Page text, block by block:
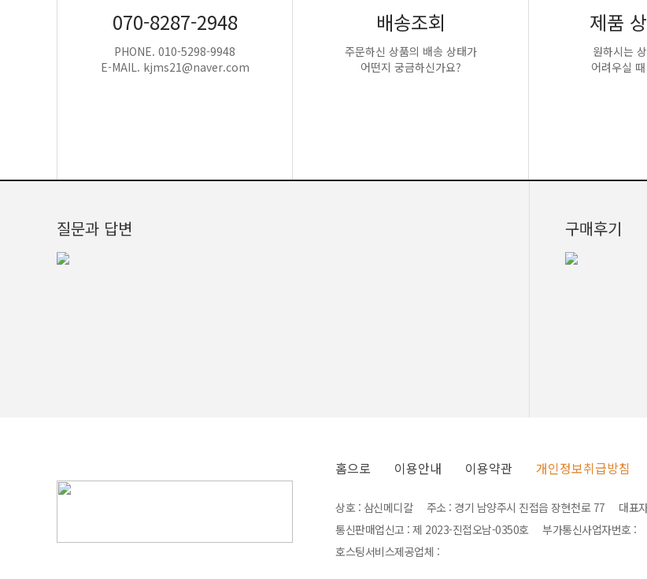
070-8287-2948
PHONE. 010-5298-9948
E-MAIL. kjms21@naver.com
배송조회
주문하신 상품의 배송 상태가
어떤지 궁금하신가요?
제품
원하시는
어려우실
질문과 답변 구매후기
홈으로 이용안내 이용약관 개인정보취급방침
상호 : 삼신메디칼 주소 : 경기 남양주시 진접읍 장현천로 77 대표
통신판매업신고 : 제 2023-진접오남-0350호 부가통신사업자번호
호스팅서비스제공업체 :